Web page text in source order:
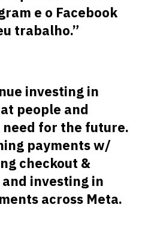
e o Facebook
trabalho.”
investing in
people and
need for the future.
payments w/
checkout &
investing in
across Meta.